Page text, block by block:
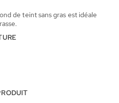
de teint sans gras est idéale